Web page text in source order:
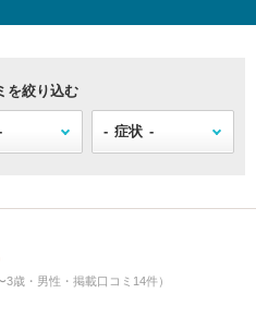
を絞り込む
歳・男性・掲載口コミ14件）